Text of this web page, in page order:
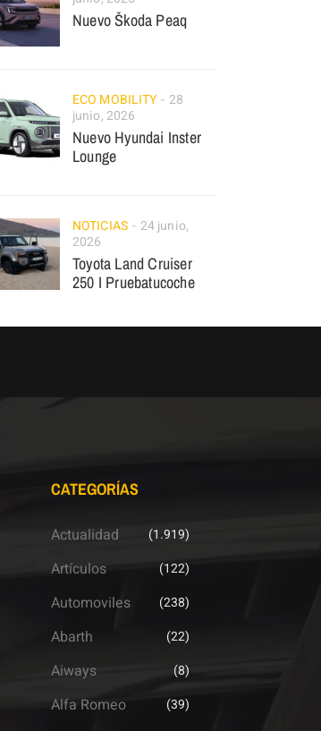
Nuevo Škoda Peaq
ECO MOBILITY
28
junio, 2026
Nuevo Hyundai Inster
Lounge
NOTICIAS
24 junio,
2026
Toyota Land Cruiser
250 I Pruebatucoche
CATEGORÍAS
Actualidad (1.919)
Artículos (122)
Automoviles (238)
Abarth (22)
Aiways (8)
Alfa Romeo (39)